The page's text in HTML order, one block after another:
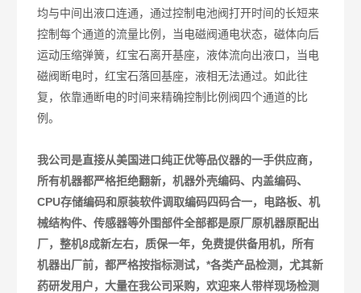
均与中间出液口连通，通过控制电池阀打开时间的长短来
控制每个通道的流量比例，当电磁阀通电状态，磁体向后
运动压缩弹簧，红宝石离开基座，液体流向出液口，当电
磁阀断电时，红宝石落回基座，液相无法通过。如此往
复，依靠通断电的时间来精确控制比例阀四个通道的比
例。
我公司是直接从美国进口纯正优等品仪器的一手供应商，
所有机器都严格拒绝翻新，机器外壳编码、内盖编码、
CPU存储编码和原装软件调取编码四码合一，电路板、机
械结构件、传感器等外围部件全部都是原厂原机器原配出
厂，整机8成新左右，质保一年，免费提供备用机，所有
机器出厂前，都严格按指标测试，*各类产品检测，尤其新
药研发用户，大量在我公司采购，欢迎来人带样现场检测